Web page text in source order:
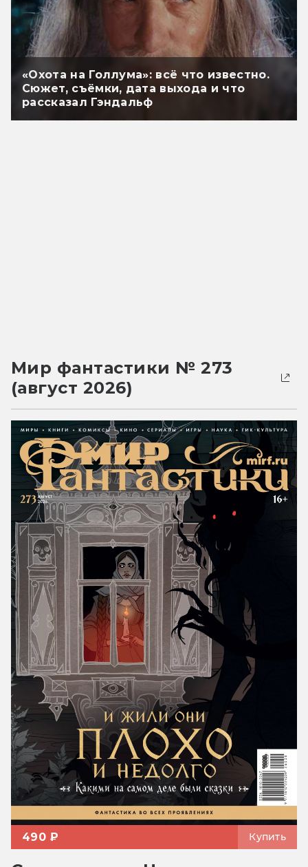
«Охота на Голлума»: всё что известно.
Сюжет, съёмки, дата выхода и что
рассказал Гэндальф
Мир фантастики № 273
(август 2026)
490 ₽ Купить